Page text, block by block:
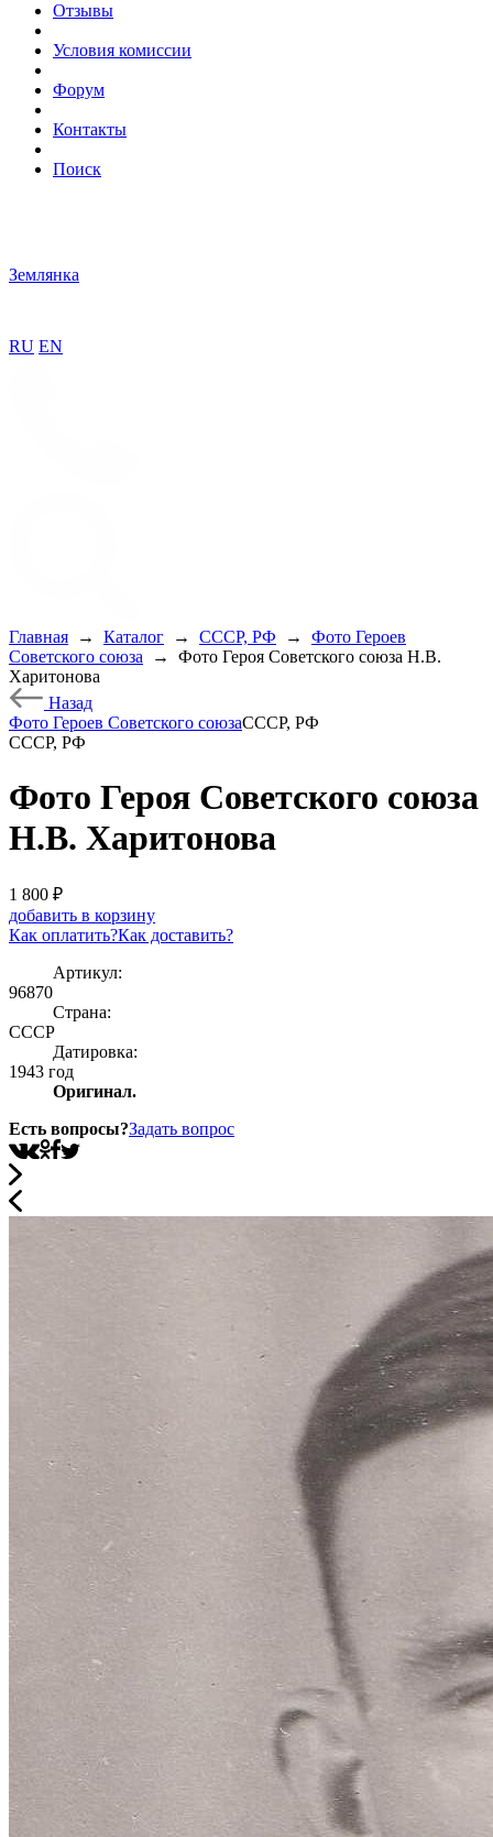
Отзывы
Условия комиссии
Форум
Контакты
Поиск
Землянка
RU EN
Главная → Каталог → СССР, РФ →
Фото Героев
Советского союза
→
Фото Героя Советского союза Н.В.
Харитонова
Назад
Фото Героев Советского союзаСССР, РФ
СССР, РФ
Фото Героя Советского союза
Н.В. Харитонова
1 800 ₽
добавить в корзину
Как оплатить?Как доставить?
Артикул:
96870
Страна:
СССР
Датировка:
1943 год
Оригинал.
Есть вопросы?Задать вопрос